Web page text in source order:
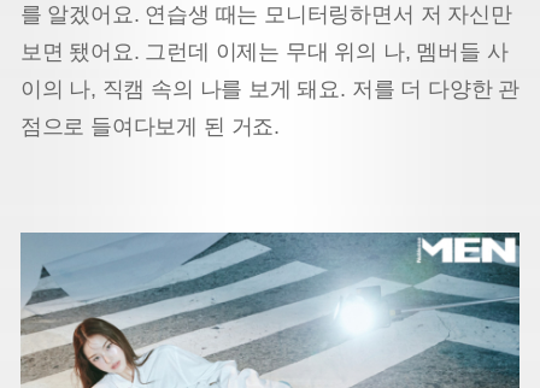
를 알겠어요. 연습생 때는 모니터링하면서 저 자신만
보면 됐어요. 그런데 이제는 무대 위의 나, 멤버들 사
이의 나, 직캠 속의 나를 보게 돼요. 저를 더 다양한 관
점으로 들여다보게 된 거죠.